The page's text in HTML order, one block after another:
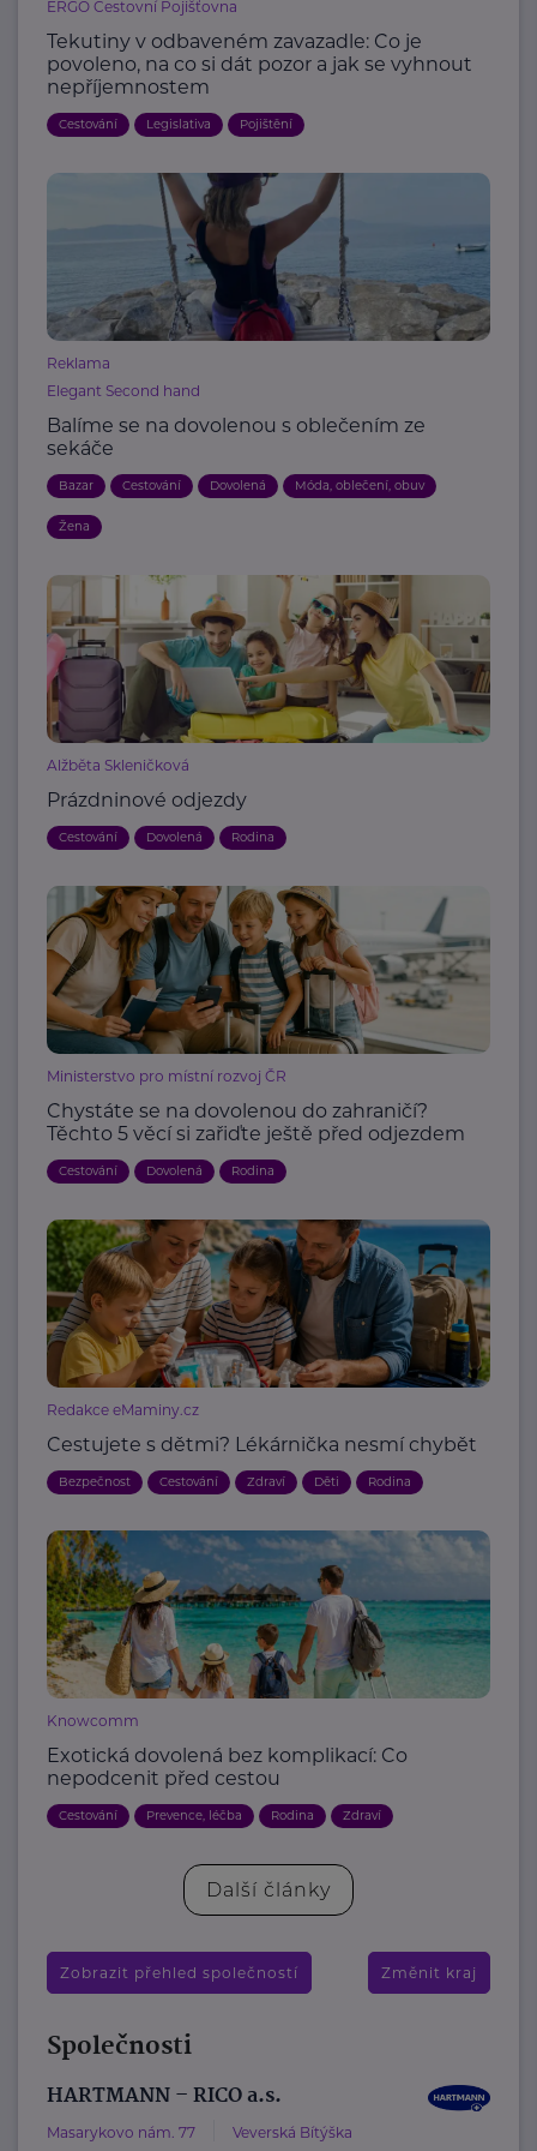
ERGO Cestovní Pojišťovna
Tekutiny v odbaveném zavazadle: Co je
povoleno, na co si dát pozor a jak se vyhnout
nepříjemnostem
Cestování Legislativa Pojištění
Reklama
Elegant Second hand
Balíme se na dovolenou s oblečením ze
sekáče
Bazar Cestování Dovolená Móda, oblečení, obuv
Žena
Alžběta Skleničková
Prázdninové odjezdy
Cestování Dovolená Rodina
Ministerstvo pro místní rozvoj ČR
Chystáte se na dovolenou do zahraničí?
Těchto 5 věcí si zařiďte ještě před odjezdem
Cestování Dovolená Rodina
Redakce eMaminy.cz
Cestujete s dětmi? Lékárnička nesmí chybět
Bezpečnost Cestování Zdraví Děti Rodina
Knowcomm
Exotická dovolená bez komplikací: Co
nepodcenit před cestou
Cestování Prevence, léčba Rodina Zdraví
Další články
Zobrazit přehled společností Změnit kraj
Společnosti
HARTMANN – RICO a.s.
Masarykovo nám. 77 Veverská Bítýška